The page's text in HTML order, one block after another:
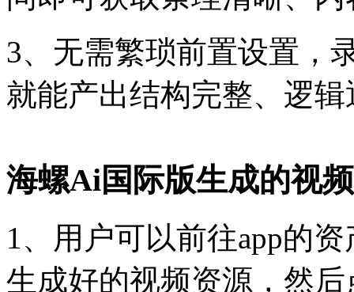
3、无需繁琐前置设置，
就能产出结构完整、逻
海螺Ai国际版生成的视
1、用户可以前往app的
生成好的视频资源，然